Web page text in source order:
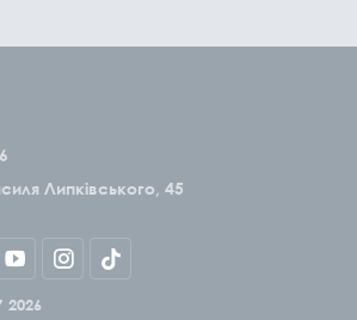
Липківського, 45
2026